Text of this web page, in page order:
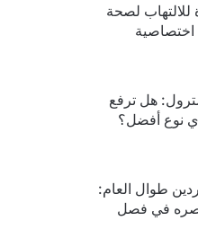
للالتهاب لصحة
اختصاصية
هل ترفع
طوال العام:
حصره في فصل